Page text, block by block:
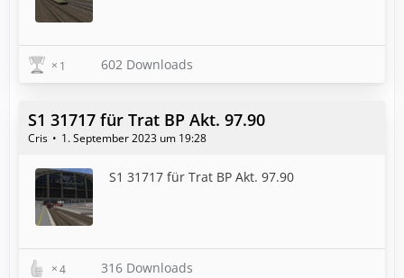
1 602 Downloads
S1 31717 für Trat BP Akt. 97.90
Cris 1. September 2023 um 19:28
S1 31717 für Trat BP Akt. 97.90
4 316 Downloads